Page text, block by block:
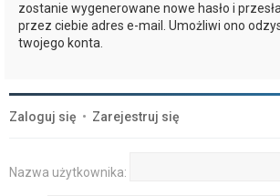
zostanie wygenerowane nowe hasło i
przez ciebie adres e-mail. Umożliwi ono
twojego konta.
Zaloguj się • Zarejestruj się
Nazwa użytkownika: